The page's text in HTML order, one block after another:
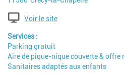
Voir le site
Services
Parking gratuit
Aire de pique-nique couverte & offre
Sanitaires adaptés aux enfants